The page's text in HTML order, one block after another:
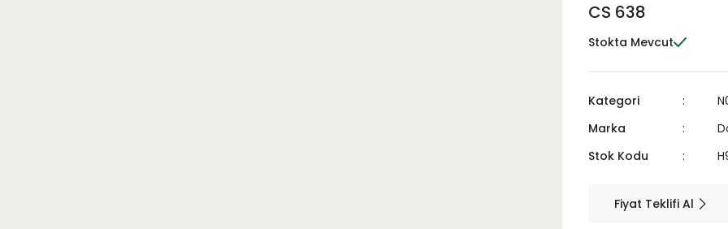
CS 638
Stokta Mevcut
Kategori
Marka
Stok Kodu
Fiyat Teklifi Al